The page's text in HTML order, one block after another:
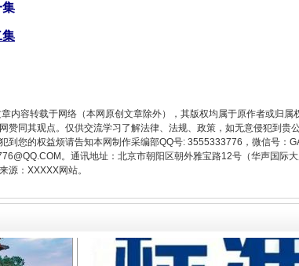
集
集
章内容转载于网络（本网原创文章除外），其版权均属于原作者或归
赞同其观点。仅供交流学习了解法律、法规、政策，如无意侵犯到
到您的权益烦请告知本网制作采编部QQ号: 3555333776，微信号：
。通讯地址：北京市朝阳区朝外雅宝路12号（华声国际
源：XXXXX网站。